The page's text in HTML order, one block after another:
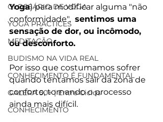
GLOSSÁRIO DE YOGA
YOGA PRACTICES
MEDITAÇÃO
BUDISMO NA VIDA REAL
CONHECIMENTO É FUNDAMENTAL
GALERA 50+ | Entre Ciclos
CONHECIMENTO
Yoga) para modificar alguma "não
conformidade", sentimos uma
sensação de dor, ou incômodo,
ou desconforto.
Por isso que costumamos sofrer
quando tentamos sair da zona de
conforto, tornando o processo
ainda mais difícil.